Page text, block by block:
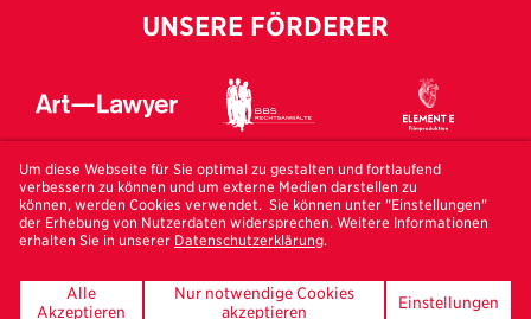
UNSERE FÖRDERER
Um diese Webseite für Sie optimal zu gestalten und fortlaufend
verbessern zu können und um externe Medien darstellen zu
können, werden Cookies verwendet. Sie können unter "Einstellungen"
der Erhebung von Nutzerdaten widersprechen. Weitere Informationen
erhalten Sie in unserer Datenschutzerklärung.
Alle
Akzeptieren
Nur notwendige Cookies
akzeptieren
Einstellungen